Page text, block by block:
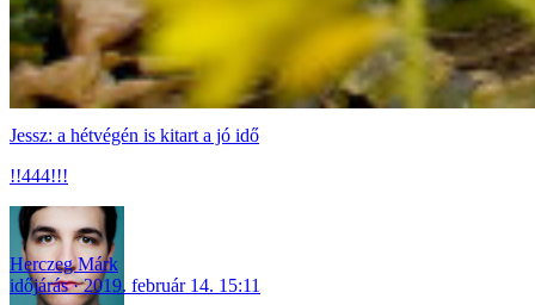
Jessz: a hétvégén is kitart a jó idő
!!444!!!
Herczeg Márk
időjárás
2019. február 14. 15:11